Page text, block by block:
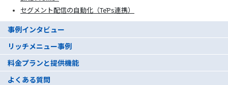
セグメント配信の自動化（TēPs連携）
事例インタビュー
リッチメニュー事例
料金プランと提供機能
よくある質問